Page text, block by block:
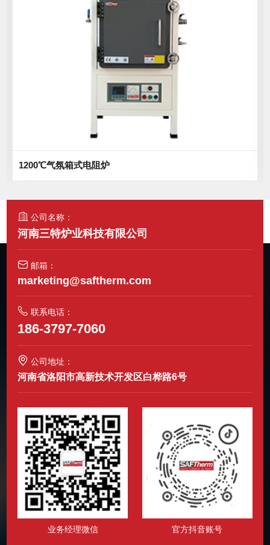
1200℃气氛箱式电阻炉
公司名称：
河南三特炉业科技有限公司
邮箱：
marketing@saftherm.com
联系电话：
186-3797-7060
公司地址：
河南省洛阳市高新技术开发区白桦路6号
业务经理微信 官方抖音账号